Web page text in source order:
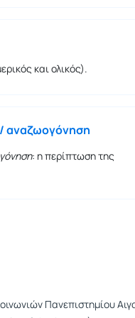
και ολικός).
αναζωογόνηση
: η περίπτωση της
Πανεπιστημίου